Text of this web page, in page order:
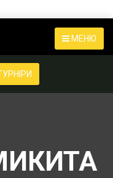
МЕНЮ